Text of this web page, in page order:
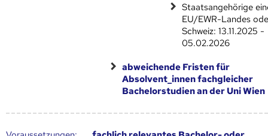
Staatsangehörige
EU/EWR-Landes
Schweiz: 13.11.2025 -
05.02.2026
abweichende Fristen für
Absolvent_innen fachgleicher
Bachelorstudien an der Uni Wien